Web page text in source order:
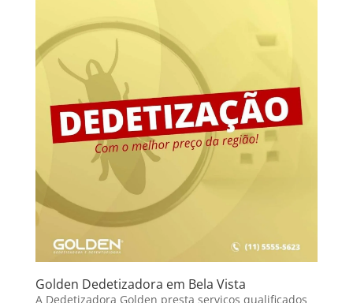
Golden Dedetizadora em Bela Vista
A Dedetizadora Golden presta serviços qualificados